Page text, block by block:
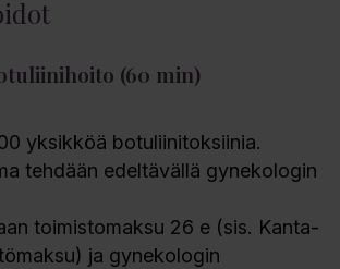
(60 min)
yksikköä botuliinitoksiinia.
tehdään edeltävällä gynekologin
toimistomaksu 26 e (sis. Kanta-
ja gynekologin